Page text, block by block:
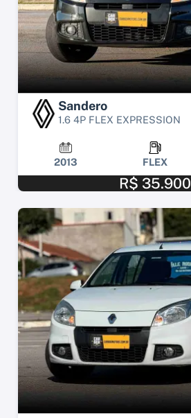
Sandero
1.6 4P FLEX EXPRESSION
2013 FLEX
R$ 35.900